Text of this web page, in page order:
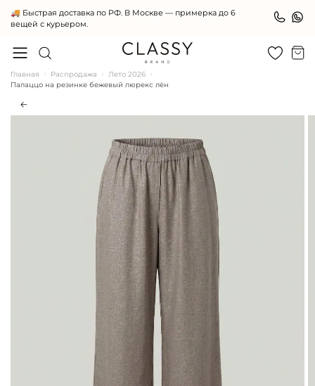
Женская одежда премиального качества
Главная Распродажа
Лето 2026
Палаццо на резинке бежевый люрекс лён